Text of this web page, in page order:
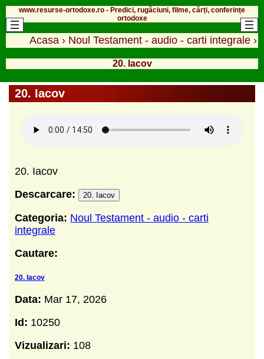
www.resurse-ortodoxe.ro - Predici, rugăciuni, filme, cărți, conferințe
ortodoxe
Acasa › Noul Testament - audio - carti integrale ›
20. Iacov
20. Iacov
20. Iacov
Descarcare:
20. Iacov
Categoria: Noul Testament - audio - carti
integrale
Cautare:
20. Iacov
Data: Mar 17, 2026
Id: 10250
Vizualizari: 108